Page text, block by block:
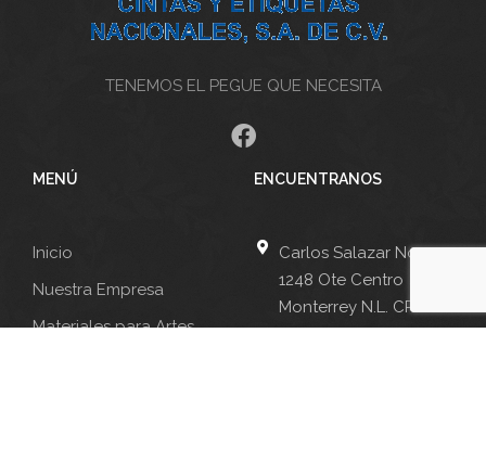
TENEMOS EL PEGUE QUE NECESITA
MENÚ
Inicio
Nuestra Empresa
Materiales para Artes
ENCUENTRANOS
Carlos Salazar No
1248 Ote Centro
Monterrey N.L. CP:
64000